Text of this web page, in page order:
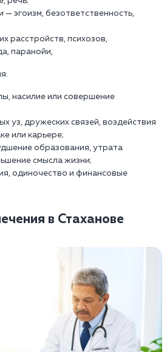
— эгоизм, безответственность,
расстройств, психозов,
паранойи,
насилие или совершение
уз, дружеских связей, воздействия
или карьере;
образования, утрата
смысла жизни;
одиночество и финансовые
в Стаханове